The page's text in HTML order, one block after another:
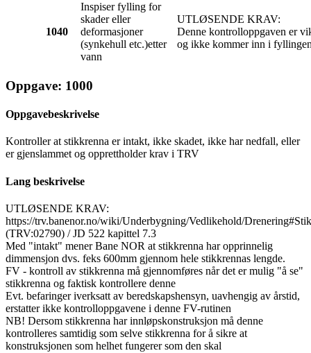
1040
Inspiser fylling for
skader eller
deformasjoner
(synkehull etc.)etter
vann
UTLØSENDE KRAV:
Denne kontrolloppgaven er
og ikke kommer inn i
Oppgave: 1000
Oppgavebeskrivelse
Kontroller at stikkrenna er intakt, ikke skadet, ikke har nedfall, eller
er gjenslammet og opprettholder krav i TRV
Lang beskrivelse
UTLØSENDE KRAV:
https://trv.banenor.no/wiki/Underbygning/Vedlikehold/
(TRV:02790) / JD 522 kapittel 7.3
Med "intakt" mener Bane NOR at stikkrenna har opprinnelig
dimmensjon dvs. feks 600mm gjennom hele stikkrennas lengde.
FV - kontroll av stikkrenna må gjennomføres når det er mulig "å se"
stikkrenna og faktisk kontrollere denne
Evt. befaringer iverksatt av beredskapshensyn, uavhengig av årstid,
erstatter ikke kontrolloppgavene i denne FV-rutinen
NB! Dersom stikkrenna har innløpskonstruksjon må denne
kontrolleres samtidig som selve stikkrenna for å sikre at
konstruksjonen som helhet fungerer som den skal